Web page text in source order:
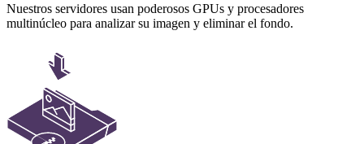
Nuestros servidores usan poderosos GPUs y procesadores
multinúcleo para analizar su imagen y eliminar el fondo.